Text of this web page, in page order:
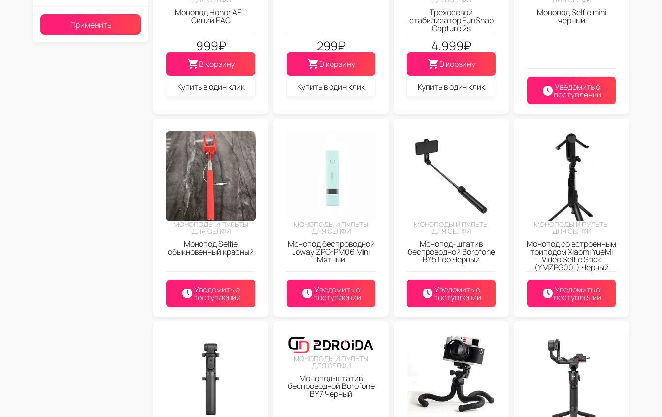
Монопод Honor AF11
Синий EAC
999₽
В корзину
Купить в один клик
299₽
В корзину
Купить в один клик
Трехосевой
стабилизатор FunSnap
Capture 2s
4.999₽
В корзину
Купить в один клик
Монопод Selfie mini
черный
Уведомить о
поступлении
МОНОПОДЫ И ПУЛЬТЫ
ДЛЯ СЕЛФИ
Монопод Selfie
обыкновенный красный
Уведомить о
поступлении
МОНОПОДЫ И ПУЛЬТЫ
ДЛЯ СЕЛФИ
Монопод беспроводной
Joway ZPG-PM06 Mini
Мятный
Уведомить о
поступлении
МОНОПОДЫ И ПУЛЬТЫ
ДЛЯ СЕЛФИ
Монопод-штатив
беспроводной Borofone
BY5 Leo Черный
Уведомить о
поступлении
МОНОПОДЫ И ПУЛЬТЫ
ДЛЯ СЕЛФИ
Монопод со встроенным
триподом Xiaomi YueMi
Video Selfie Stick
(YMZPG001) Черный
Уведомить о
поступлении
МОНОПОДЫ И ПУЛЬТЫ
ДЛЯ СЕЛФИ
Монопод-штатив
беспроводной Borofone
BY7 Черный
Применить